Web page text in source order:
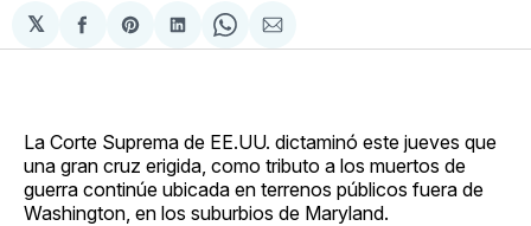
𝕏
Compartir
en
Share
on
Compartir
en
Share
on
Compartir
via
La Corte Suprema de EE.UU. dictaminó este jueves que
una gran cruz erigida, como tributo a los muertos de
guerra continúe ubicada en terrenos públicos fuera de
Washington, en los suburbios de Maryland.